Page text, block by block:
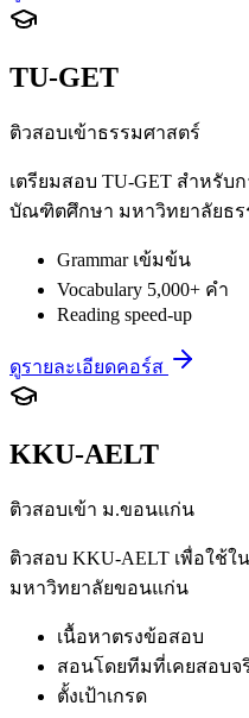
TU-GET
ติวสอบเข้าธรรมศาสตร์
เตรียมสอบ TU-GET สำหรับ
บัณฑิตศึกษา มหาวิทยาลัยธร
Grammar เข้มข้น
Vocabulary 5,000+ คำ
Reading speed-up
ดูรายละเอียดคอร์ส
KKU-AELT
ติวสอบเข้า ม.ขอนแก่น
ติวสอบ KKU-AELT เพื่อใช้
มหาวิทยาลัยขอนแก่น
เนื้อหาตรงข้อสอบ
สอนโดยทีมที่เคยสอบจ
ตั้งเป้าเกรด